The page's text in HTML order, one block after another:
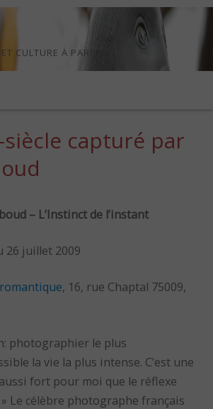
CULTURE À PARIS
capturé par
– L’Instinct de l’instant
26 juillet 2009
, 16, rue Chaptal 75009,
photographier le plus
la vie la plus intense. C’est une
fort pour moi que le réflexe
» Le célèbre photographe français